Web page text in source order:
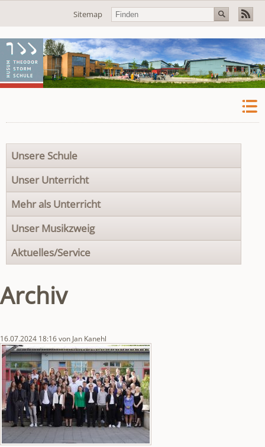
Navigation
Sitemap
Navigation
überspringen
Unsere Schule
Unser Unterricht
Mehr als Unterricht
Unser Musikzweig
Aktuelles/Service
Archiv
16.07.2024 18:16von Jan Kanehl